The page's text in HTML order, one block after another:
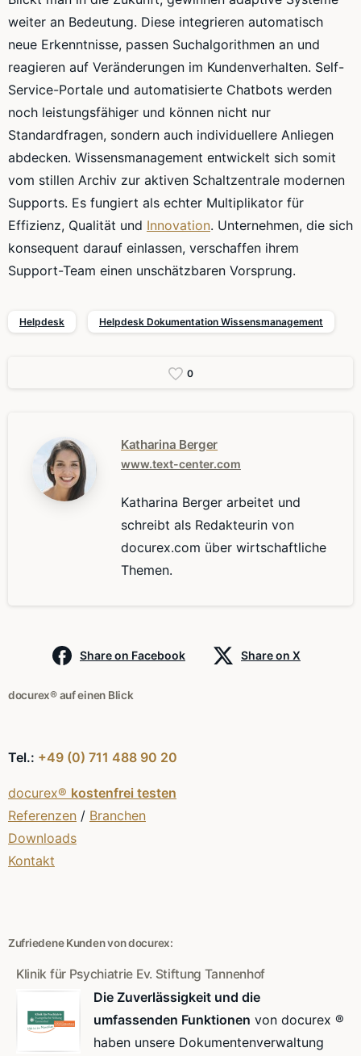
weiter an Bedeutung. Diese integrieren automatisch
neue Erkenntnisse, passen Suchalgorithmen an und
reagieren auf Veränderungen im Kundenverhalten. Self-
Service-Portale und automatisierte Chatbots werden
noch leistungsfähiger und können nicht nur
Standardfragen, sondern auch individuellere Anliegen
abdecken. Wissensmanagement entwickelt sich somit
vom stillen Archiv zur aktiven Schaltzentrale modernen
Supports. Es fungiert als echter Multiplikator für
Effizienz, Qualität und Innovation. Unternehmen, die sich
konsequent darauf einlassen, verschaffen ihrem
Support-Team einen unschätzbaren Vorsprung.
Helpdesk Helpdesk Dokumentation Wissensmanagement
0
Katharina Berger
www.text-center.com
Katharina Berger arbeitet und
schreibt als Redakteurin von
docurex.com über wirtschaftliche
Themen.
Share on Facebook Share on X
docurex® auf einen Blick
Tel.: +49 (0) 711 488 90 20
docurex® kostenfrei testen
Referenzen / Branchen
Downloads
Kontakt
Zufriedene Kunden von docurex:
Klinik für Psychiatrie Ev. Stiftung Tannenhof
Die Zuverlässigkeit und die
umfassenden Funktionen von docurex ®
haben unsere Dokumentenverwaltung